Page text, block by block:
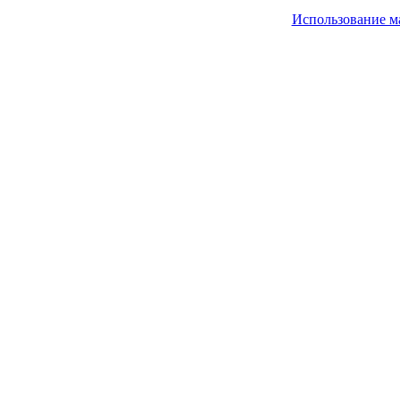
Использование